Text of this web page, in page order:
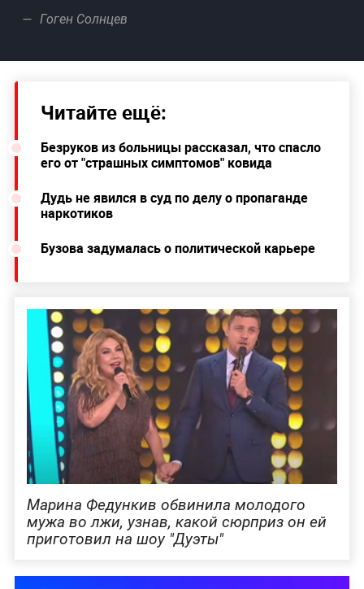
Гоген Солнцев
Читайте ещё:
Безруков из больницы рассказал, что спасло
его от "страшных симптомов" ковида
Дудь не явился в суд по делу о пропаганде
наркотиков
Бузова задумалась о политической карьере
Марина Федункив обвинила молодого
мужа во лжи, узнав, какой сюрприз он ей
приготовил на шоу "Дуэты"